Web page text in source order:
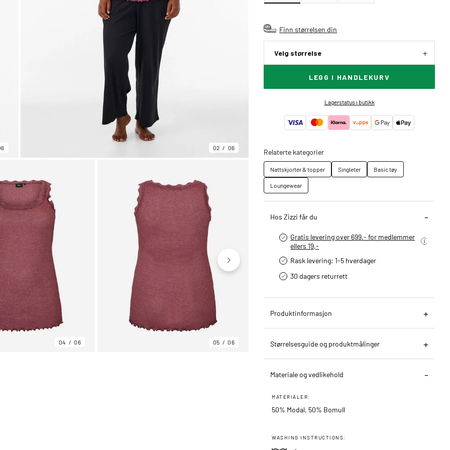
02 06
04 06 05 06 06
Finn størrelsen din
Velg størrelse
LEGG I HANDLEKURV
Lagerstatus i butikk
Relaterte kategorier
Nattskjorter & topper Singleter
Basic tøy
Loungewear
Hos Zizzi får du
Gratis levering over 699.- for medlemmer
ellers 19,-
Rask levering: 1-5 hverdager
30 dagers returrett
Produktinformasjon
Størrelsesguide og produktmålinger
Materiale og vedlikehold
MATERIALER:
50% Modal, 50% Bomull
WASHING INSTRUCTIONS: